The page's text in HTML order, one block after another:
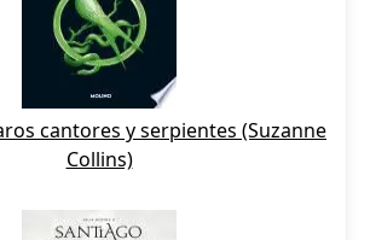
cantores y serpientes (Suzanne
Collins)